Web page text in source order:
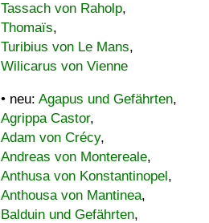
Tassach von Raholp,
Thomaïs,
Turibius von Le Mans,
Wilicarus von Vienne
• neu: Agapus und Gefährten,
Agrippa Castor,
Adam von Crécy,
Andreas von Montereale,
Anthusa von Konstantinopel,
Anthousa von Mantinea,
Balduin und Gefährten,